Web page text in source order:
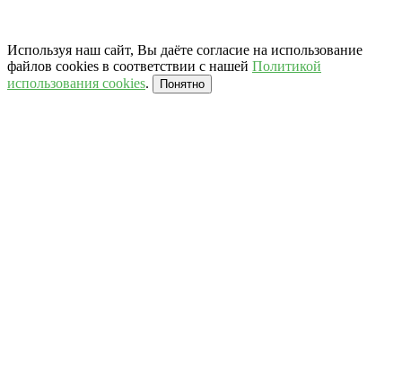
Используя наш сайт, Вы даёте согласие на использование
файлов cookies в соответствии с нашей Политикой
использования cookies. Понятно